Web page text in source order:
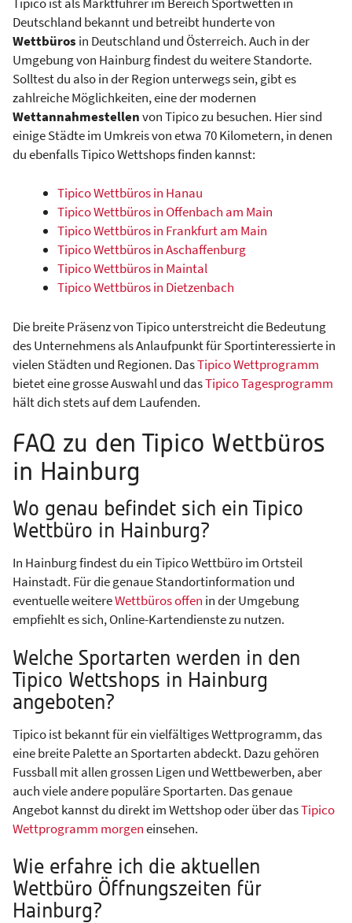
Deutschland bekannt und betreibt hunderte von
Wettbüros in Deutschland und Österreich. Auch in der
Umgebung von Hainburg findest du weitere Standorte.
Solltest du also in der Region unterwegs sein, gibt es
zahlreiche Möglichkeiten, eine der modernen
Wettannahmestellenvon Tipico zu besuchen. Hier sind
einige Städte im Umkreis von etwa 70 Kilometern, in denen
du ebenfalls Tipico Wettshops finden kannst:
Tipico Wettbüros in Hanau
Tipico Wettbüros in Offenbach am Main
Tipico Wettbüros in Frankfurt am Main
Tipico Wettbüros in Aschaffenburg
Tipico Wettbüros in Maintal
Tipico Wettbüros in Dietzenbach
Die breite Präsenz von Tipico unterstreicht die Bedeutung
des Unternehmens als Anlaufpunkt für Sportinteressierte in
vielen Städten und Regionen. DasTipico Wettprogramm
bietet eine grosse Auswahl und dasTipico Tagesprogramm
hält dich stets auf dem Laufenden.
FAQ zu den Tipico Wettbüros
in Hainburg
Wo genau befindet sich ein Tipico
Wettbüro in Hainburg?
In Hainburg findest du ein Tipico Wettbüro im Ortsteil
Hainstadt. Für die genaue Standortinformation und
eventuelle weitereWettbüros offen in der Umgebung
empfiehlt es sich, Online-Kartendienste zu nutzen.
Welche Sportarten werden in den
Tipico Wettshops in Hainburg
angeboten?
Tipico ist bekannt für ein vielfältiges Wettprogramm, das
eine breite Palette an Sportarten abdeckt. Dazu gehören
Fussball mit allen grossen Ligen und Wettbewerben, aber
auch viele andere populäre Sportarten. Das genaue
Angebot kannst du direkt im Wettshop oder über dasTipico
Wettprogramm morgeneinsehen.
Wie erfahre ich die aktuellen
Wettbüro Öffnungszeiten für
Hainburg?